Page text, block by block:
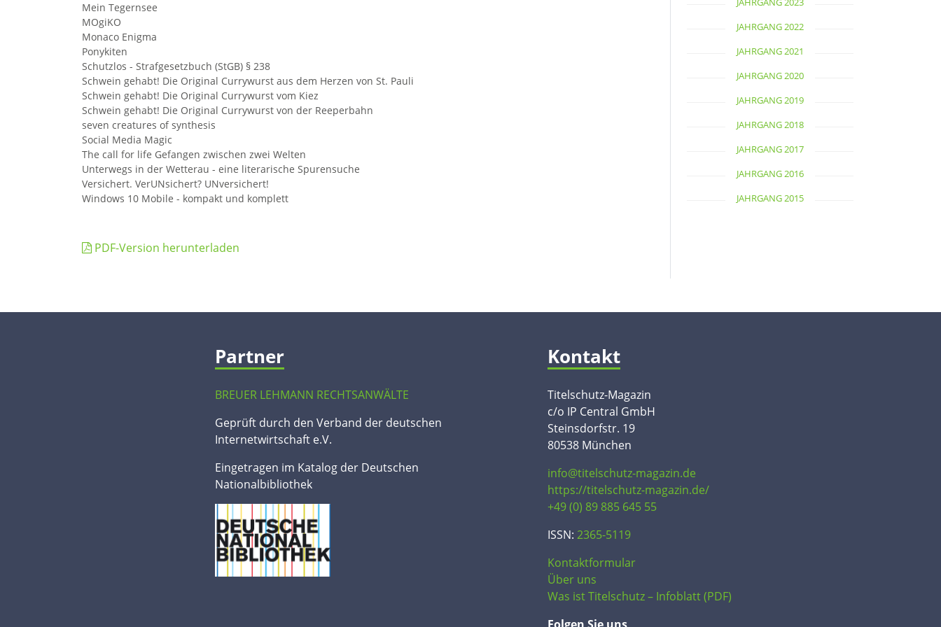
Mein Tegernsee
MOgiKO
Monaco Enigma
Ponykiten
Schutzlos - Strafgesetzbuch (StGB) § 238
Schwein gehabt! Die Original Currywurst aus dem Herzen von St. Pauli
Schwein gehabt! Die Original Currywurst vom Kiez
Schwein gehabt! Die Original Currywurst von der Reeperbahn
seven creatures of synthesis
Social Media Magic
The call for life Gefangen zwischen zwei Welten
Unterwegs in der Wetterau - eine literarische Spurensuche
Versichert. VerUNsichert? UNversichert!
Windows 10 Mobile - kompakt und komplett
PDF-Version herunterladen
JAHRGANG 2022
JAHRGANG 2021
JAHRGANG 2020
JAHRGANG 2019
JAHRGANG 2018
JAHRGANG 2017
JAHRGANG 2016
JAHRGANG 2015
Partner
BREUER LEHMANN RECHTSANWÄLTE
Geprüft durch den Verband der deutschen
Internetwirtschaft e.V.
Eingetragen im Katalog der Deutschen
Nationalbibliothek
Kontakt
Titelschutz-Magazin
c/o IP Central GmbH
Steinsdorfstr. 19
80538 München
info@titelschutz-magazin.de
https://titelschutz-magazin.de/
+49 (0) 89 885 645 55
ISSN: 2365-5119
Kontaktformular
Über uns
Was ist Titelschutz – Infoblatt (PDF)